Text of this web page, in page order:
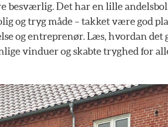
besværlig. Det har en lille
og tryg måde – takket være god
ogentreprenør.Læs,hvordan det
vinduer og skabte tryghed for